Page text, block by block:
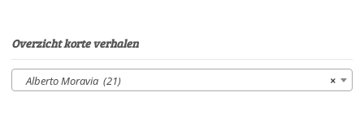
Overzicht korte verhalen
×
Alberto Moravia (21)